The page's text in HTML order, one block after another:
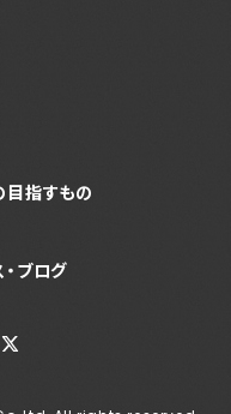
目指すもの
ブログ